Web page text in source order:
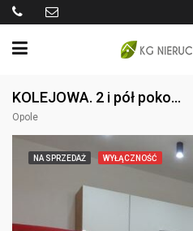
KOLEJOWA. 2 i pół pokoju w stanie idealnym.
Opole
NA SPRZEDAŻ WYŁĄCZNOŚĆ